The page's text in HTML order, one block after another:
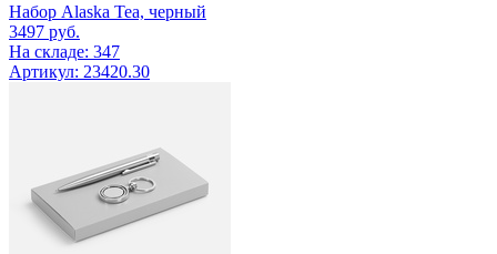
Набор Alaska Tea, черный
3497 руб.
На складе: 347
Артикул: 23420.30